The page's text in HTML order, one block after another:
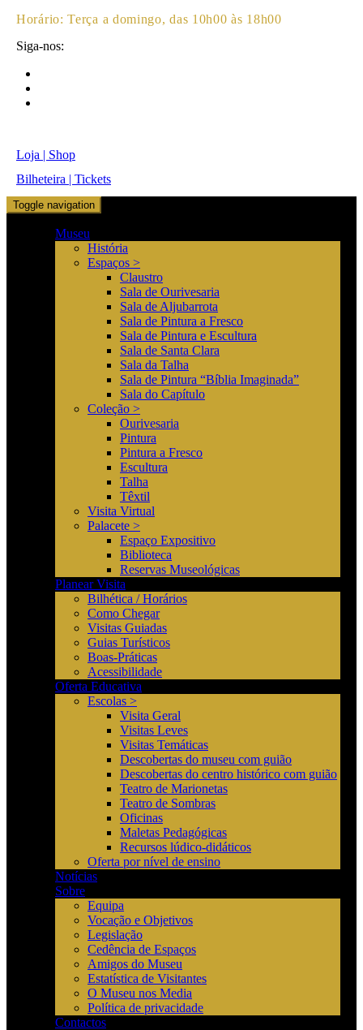
Horário:Terça a domingo, das 10h00 às 18h00
Siga-nos:
Loja | Shop
Bilheteira | Tickets
Toggle navigation
Museu
História
Espaços >
Claustro
Sala de Ourivesaria
Sala de Aljubarrota
Sala de Pintura a Fresco
Sala de Pintura e Escultura
Sala de Santa Clara
Sala da Talha
Sala de Pintura “Bíblia Imaginada”
Sala do Capítulo
Coleção >
Ourivesaria
Pintura
Pintura a Fresco
Escultura
Talha
Têxtil
Visita Virtual
Palacete >
Espaço Expositivo
Biblioteca
Reservas Museológicas
Planear Visita
Bilhética / Horários
Como Chegar
Visitas Guiadas
Guias Turísticos
Boas-Práticas
Acessibilidade
Oferta Educativa
Escolas >
Visita Geral
Visitas Leves
Visitas Temáticas
Descobertas do museu com guião
Descobertas do centro histórico com guião
Teatro de Marionetas
Teatro de Sombras
Oficinas
Maletas Pedagógicas
Recursos lúdico-didáticos
Oferta por nível de ensino
Notícias
Sobre
Equipa
Vocação e Objetivos
Legislação
Cedência de Espaços
Amigos do Museu
Estatística de Visitantes
O Museu nos Media
Política de privacidade
Contactos